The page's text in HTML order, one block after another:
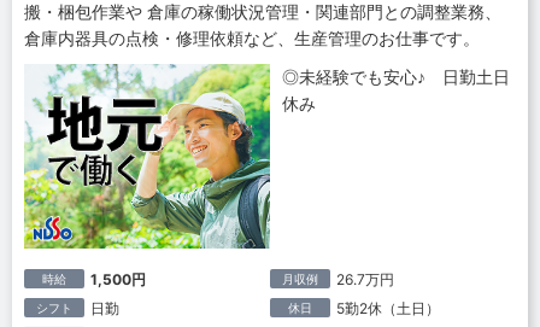
搬・梱包作業や 倉庫の稼働状況管理・関連部門との調整業務、
倉庫内器具の点検・修理依頼など、生産管理のお仕事です。
◎未経験でも安心♪ 日勤土日
休み
時給 1,500円 月収例 26.7万円
シフト 日勤 休日 5勤2休（土日）